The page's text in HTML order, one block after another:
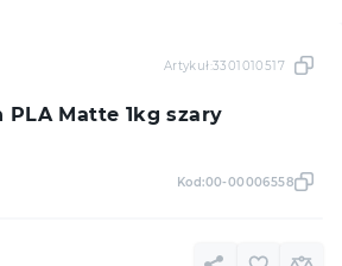
PLA Matte 1kg szary
Artykuł:3301010517
Kod:00-00006558